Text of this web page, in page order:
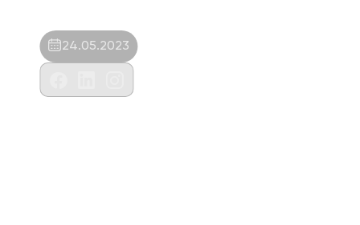
24.05.2023